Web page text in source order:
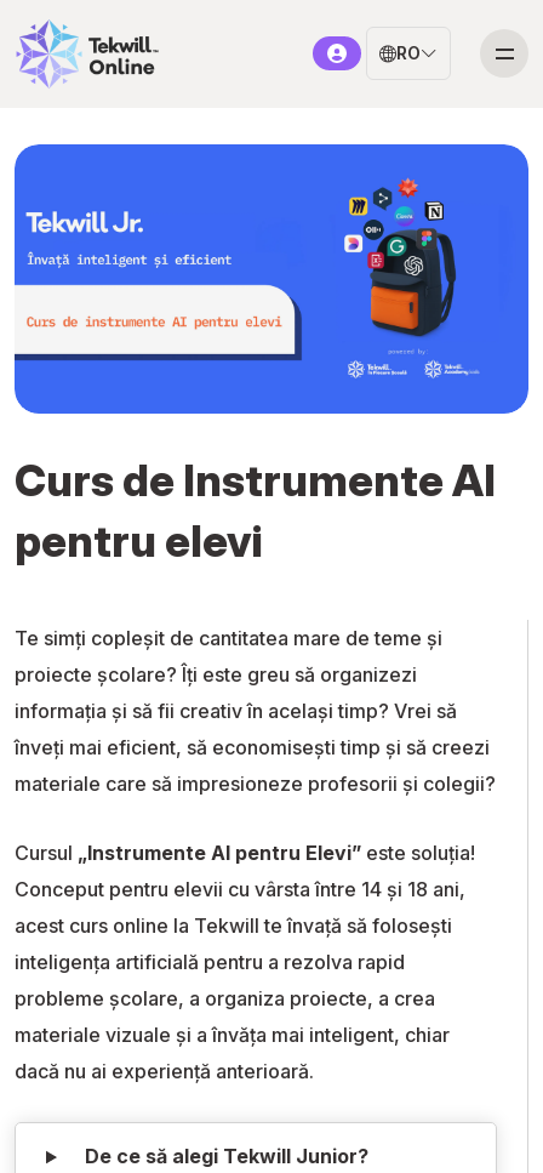
RO
Curs de Instrumente AI
pentru elevi
Te simți copleșit de cantitatea mare de teme și
proiecte școlare? Îți este greu să organizezi
informația și să fii creativ în același timp? Vrei să
înveți mai eficient, să economisești timp și să creezi
materiale care să impresioneze profesorii și colegii?
Cursul „Instrumente AI pentru Elevi” este soluția!
Conceput pentru elevii cu vârsta între 14 și 18 ani,
acest curs online la Tekwill te învață să folosești
inteligența artificială pentru a rezolva rapid
probleme școlare, a organiza proiecte, a crea
materiale vizuale și a învăța mai inteligent, chiar
dacă nu ai experiență anterioară.
De ce să alegi Tekwill Junior?